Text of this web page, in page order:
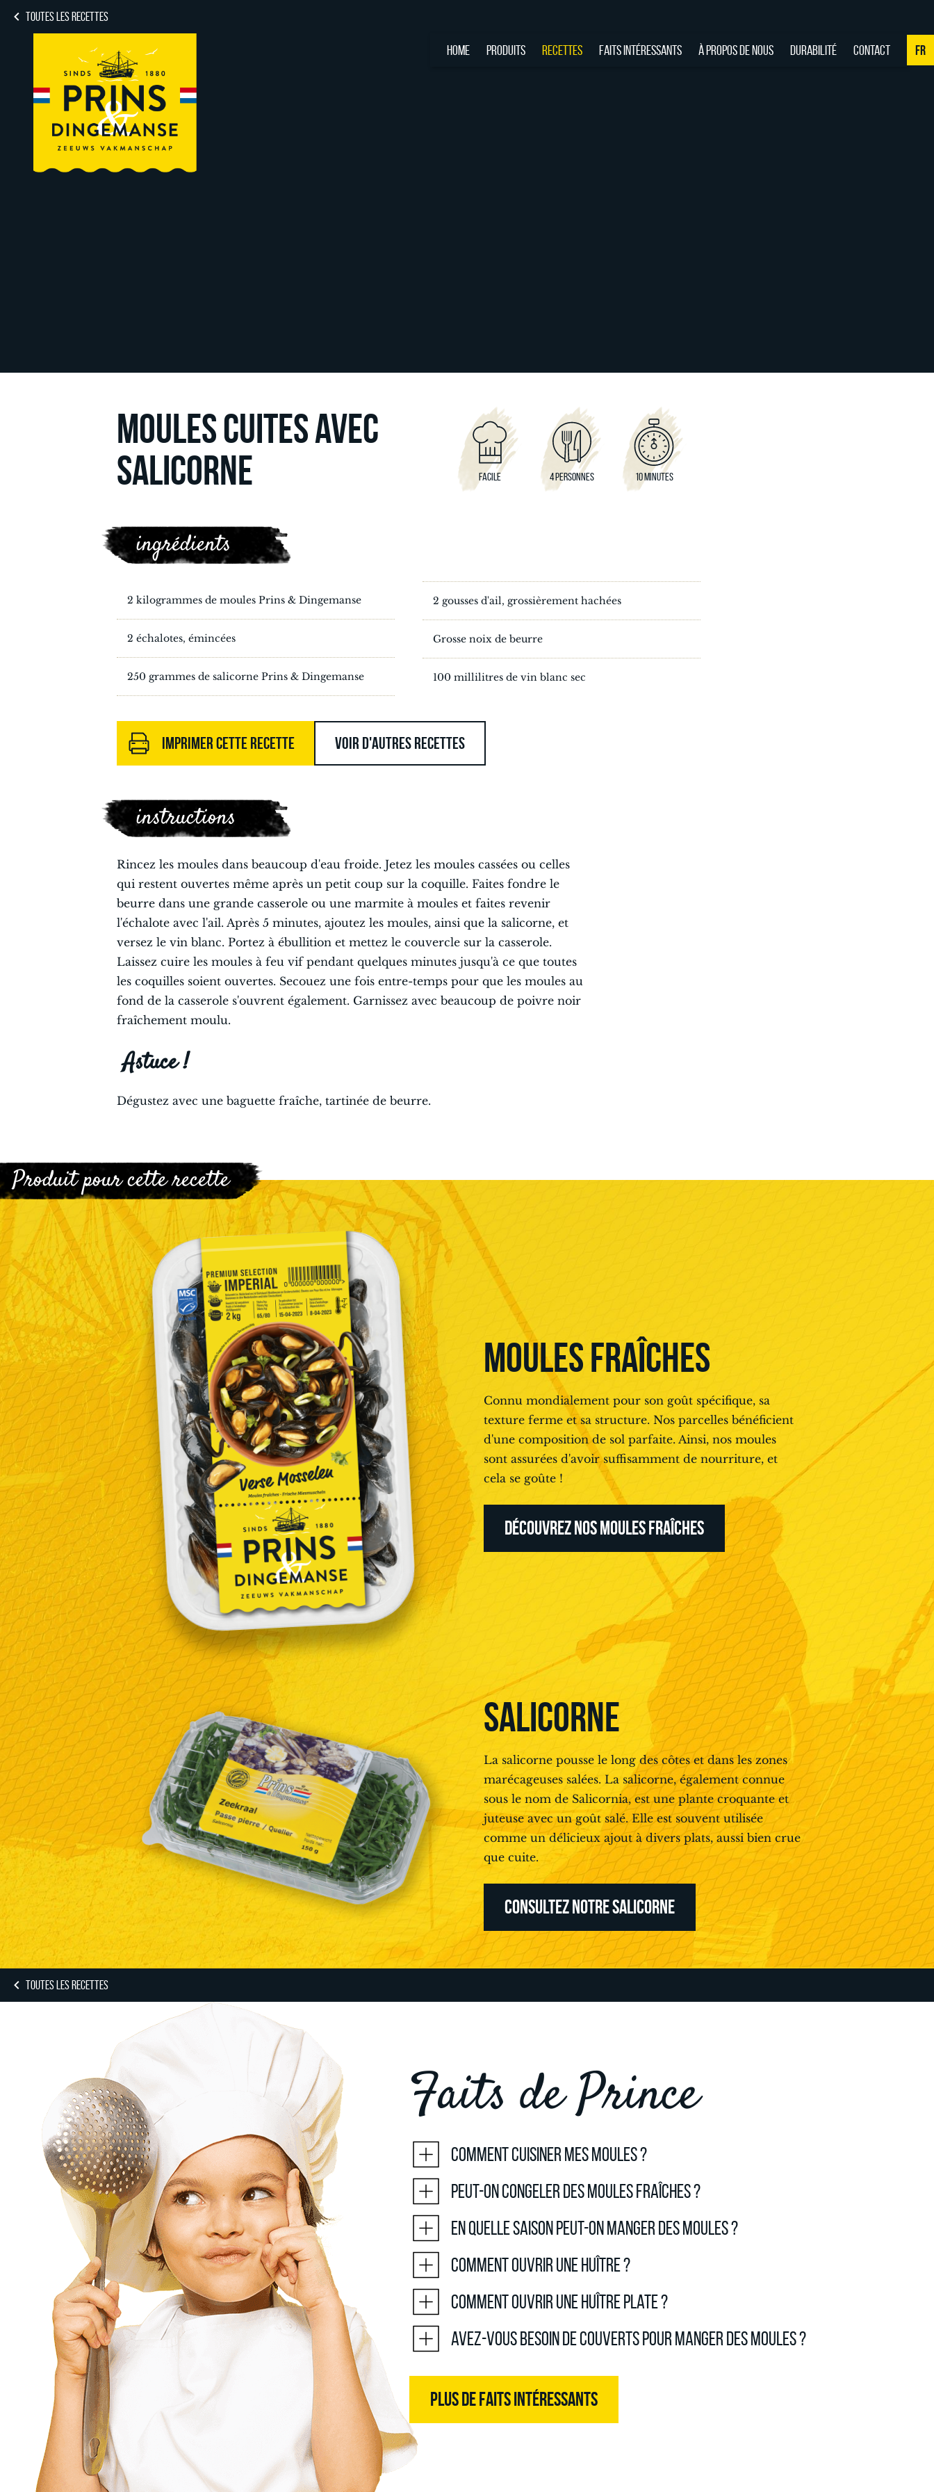
TOUTES LES RECETTES
HOME PRODUITS RECETTES FAITS INTÉRESSANTS À PROPOS DE NOUS DURABILITÉ CONTACT FR
MOULES CUITES AVEC
SALICORNE
FACILE 4 PERSONNES 10 MINUTES
ingrédients
2 kilogrammes de moules Prins & Dingemanse
2 échalotes, émincées
250 grammes de salicorne Prins & Dingemanse
2 gousses d'ail, grossièrement hachées
Grosse noix de beurre
100 millilitres de vin blanc sec
IMPRIMER CETTE RECETTE VOIR D'AUTRES RECETTES
instructions
Rincez les moules dans beaucoup d'eau froide. Jetez les moules cassées ou celles
qui restent ouvertes même après un petit coup sur la coquille. Faites fondre le
beurre dans une grande casserole ou une marmite à moules et faites revenir
l'échalote avec l'ail. Après 5 minutes, ajoutez les moules, ainsi que la salicorne, et
versez le vin blanc. Portez à ébullition et mettez le couvercle sur la casserole.
Laissez cuire les moules à feu vif pendant quelques minutes jusqu'à ce que toutes
les coquilles soient ouvertes. Secouez une fois entre-temps pour que les moules au
fond de la casserole s'ouvrent également. Garnissez avec beaucoup de poivre noir
fraîchement moulu.
Astuce !
Dégustez avec une baguette fraîche, tartinée de beurre.
Produit pour cette recette
MOULES FRAÎCHES
Connu mondialement pour son goût spécifique, sa
texture ferme et sa structure. Nos parcelles bénéficient
d'une composition de sol parfaite. Ainsi, nos moules
sont assurées d'avoir suffisamment de nourriture, et
cela se goûte !
DÉCOUVREZ NOS MOULES FRAÎCHES
SALICORNE
La salicorne pousse le long des côtes et dans les zones
marécageuses salées. La salicorne, également connue
sous le nom de Salicornia, est une plante croquante et
juteuse avec un goût salé. Elle est souvent utilisée
comme un délicieux ajout à divers plats, aussi bien crue
que cuite.
CONSULTEZ NOTRE SALICORNE
TOUTES LES RECETTES
Faits de Prince
Comment cuisiner mes moules ?
Peut-on congeler des moules fraîches ?
En quelle saison peut-on manger des moules ?
Comment ouvrir une huître ?
Comment ouvrir une huître plate ?
Avez-vous besoin de couverts pour manger des moules ?
PLUS DE FAITS INTÉRESSANTS